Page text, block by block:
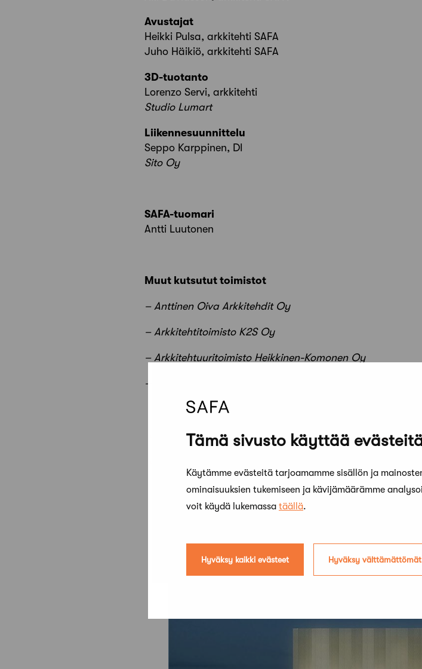
Tämä sivusto käyttää
Käytämme evästeitä tarjoamamme sisällön ja
ominaisuuksien tukemiseen ja kävijämäärämme
voit käydä lukemassa täällä.
Hyväksy kaikki evästeet Hyväksy välttämättömät
Avustajat
Heikki Pulsa, arkkitehti SAFA
Juho Häikiö, arkkitehti SAFA
3D-tuotanto
Lorenzo Servi, arkkitehti
Studio Lumart
Liikennesuunnittelu
Seppo Karppinen, DI
Sito Oy
SAFA-tuomari
Antti Luutonen
Muut kutsutut toimistot
– Anttinen Oiva Arkkitehdit Oy
– Arkkitehtitoimisto K2S Oy
– Arkkitehtuuritoimisto Heikkinen-Komonen Oy
– Ferragosto Oy + Voodoo Associates Ldt + MAF
Kuopion museon laajennus – Kilpailuohjelma